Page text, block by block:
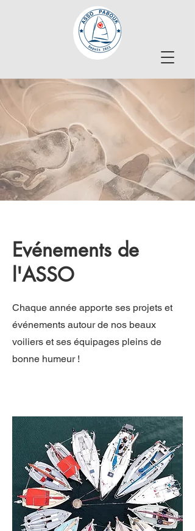
Evénements de
l'ASSO
Chaque année apporte ses projets et
événements autour de nos beaux
voiliers et ses équipages pleins de
bonne humeur !